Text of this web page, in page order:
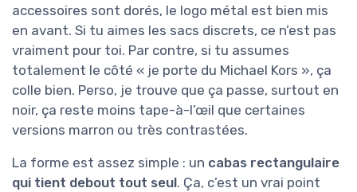
accessoires sont dorés, le logo métal est bien mis
en avant. Si tu aimes les sacs discrets, ce n’est pas
vraiment pour toi. Par contre, si tu assumes
totalement le côté « je porte du Michael Kors », ça
colle bien. Perso, je trouve que ça passe, surtout en
noir, ça reste moins tape-à-l’œil que certaines
versions marron ou très contrastées.
La forme est assez simple : un cabas rectangulaire
qui tient debout tout seul. Ça, c’est un vrai point